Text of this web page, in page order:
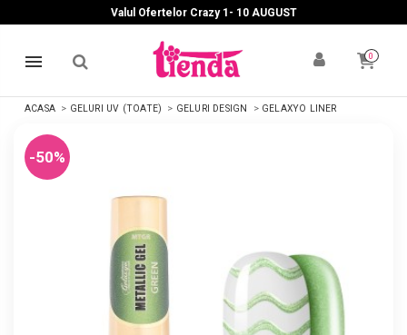
Valul Ofertelor Crazy 1- 10 AUGUST
0
ACASA GELURI UV (TOATE) GELURI DESIGN GELAXYO LINER
-50%